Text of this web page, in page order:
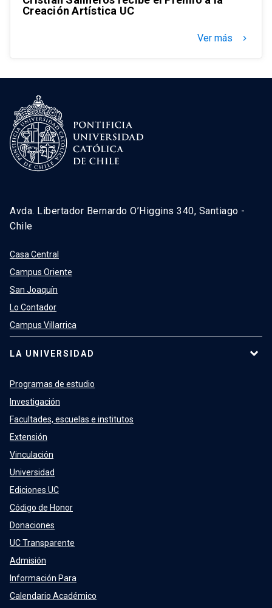
Creación Artística UC
Ver más keyboard_arrow_right
Avda. Libertador Bernardo O’Higgins 340, Santiago -
Chile
Casa Central
Campus Oriente
San Joaquín
Lo Contador
Campus Villarrica
LA UNIVERSIDAD
Programas de estudio
Investigación
Facultades, escuelas e institutos
Extensión
Vinculación
Universidad
Ediciones UC
Código de Honor
Donaciones
UC Transparente
Admisión
Información Para
Calendario Académico